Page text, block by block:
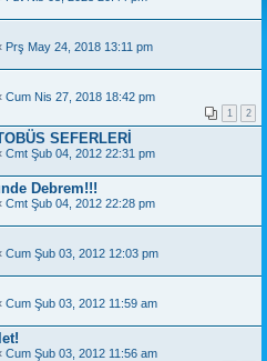
Prş May 24, 2018 13:11 pm
Cum Nis 27, 2018 18:42 pm
1 2
SEFERLERİ
Cmt Şub 04, 2012 22:31 pm
Debrem!!!
Cmt Şub 04, 2012 22:28 pm
Cum Şub 03, 2012 12:03 pm
Cum Şub 03, 2012 11:59 am
Cum Şub 03, 2012 11:56 am